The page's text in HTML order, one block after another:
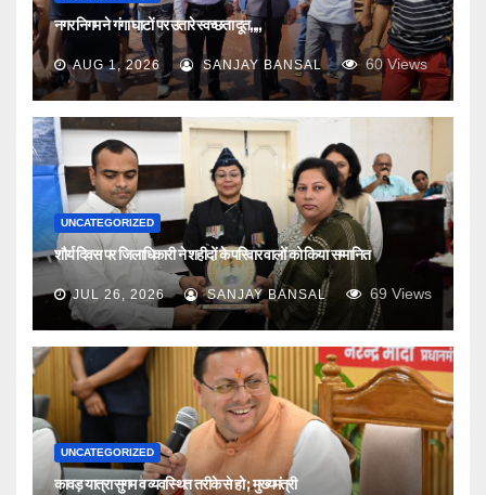
नगर निगम ने गंगा घाटों पर उतारे स्वच्छता दूत,,,,
AUG 1, 2026 SANJAY BANSAL 60Views
UNCATEGORIZED
शौर्य दिवस पर जिलाधिकारी ने शहीदों के परिवार वालों को किया सम्मानित
JUL 26, 2026 SANJAY BANSAL 69 Views
UNCATEGORIZED
कावड़ यात्रा सुगम व व्यवस्थित तरीके से हो ; मुख्यमंत्री